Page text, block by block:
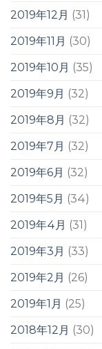
2019年12月 (31)
2019年11月 (30)
2019年10月 (35)
2019年9月 (32)
2019年8月 (32)
2019年7月 (32)
2019年6月 (32)
2019年5月 (34)
2019年4月 (31)
2019年3月 (33)
2019年2月 (26)
2019年1月 (25)
2018年12月 (30)